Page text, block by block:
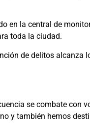
en la central de
toda la ciudad.
de delitos alcanza
se combate con
y también hemos